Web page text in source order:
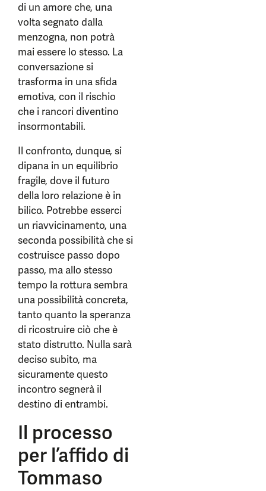
di un amore che, una
volta segnato dalla
menzogna, non potrà
mai essere lo stesso. La
conversazione si
trasforma in una sfida
emotiva, con il rischio
che i rancori diventino
insormontabili.
Il confronto, dunque, si
dipana in un equilibrio
fragile, dove il futuro
della loro relazione è in
bilico. Potrebbe esserci
un riavvicinamento, una
seconda possibilità che si
costruisce passo dopo
passo, ma allo stesso
tempo la rottura sembra
una possibilità concreta,
tanto quanto la speranza
di ricostruire ciò che è
stato distrutto. Nulla sarà
deciso subito, ma
sicuramente questo
incontro segnerà il
destino di entrambi.
Il processo
per l’affido di
Tommaso